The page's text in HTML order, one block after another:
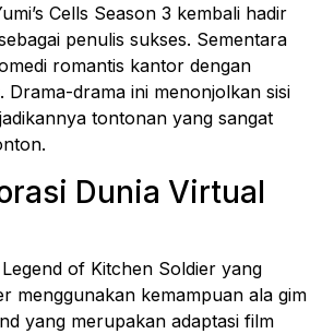
Cells Season 3 kembali hadir
penulis sukses. Sementara
romantis kantor dengan
drama ini menonjolkan sisi
tontonan yang sangat
Dunia Virtual
of Kitchen Soldier yang
menggunakan kemampuan ala gim
yang merupakan adaptasi film